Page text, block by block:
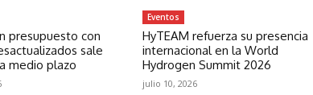
presupuesto con
sale
medio plazo
Eventos
HyTEAM refuerza su presencia
internacional en la World
Hydrogen Summit 2026
julio 10, 2026